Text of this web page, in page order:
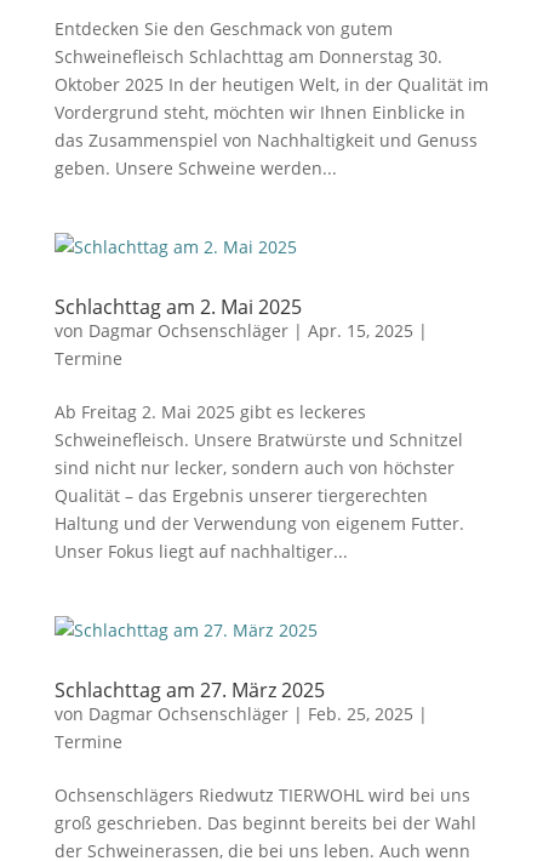
Entdecken Sie den Geschmack von gutem
Schweinefleisch Schlachttag am Donnerstag 30.
Oktober 2025 In der heutigen Welt, in der Qualität im
Vordergrund steht, möchten wir Ihnen Einblicke in
das Zusammenspiel von Nachhaltigkeit und Genuss
geben. Unsere Schweine werden...
Schlachttag am 2. Mai 2025
von Dagmar Ochsenschläger| Apr. 15, 2025 |
Termine
Ab Freitag 2. Mai 2025 gibt es leckeres
Schweinefleisch. Unsere Bratwürste und Schnitzel
sind nicht nur lecker, sondern auch von höchster
Qualität – das Ergebnis unserer tiergerechten
Haltung und der Verwendung von eigenem Futter.
Unser Fokus liegt auf nachhaltiger...
Schlachttag am 27. März 2025
von Dagmar Ochsenschläger| Feb. 25, 2025 |
Termine
Ochsenschlägers Riedwutz TIERWOHL wird bei uns
groß geschrieben. Das beginnt bereits bei der Wahl
der Schweinerassen, die bei uns leben. Auch wenn